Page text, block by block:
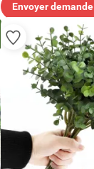
Envoyer demande